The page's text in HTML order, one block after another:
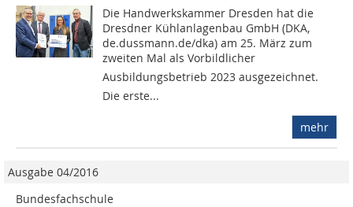
Die Handwerkskammer Dresden hat die
Dresdner Kühlanlagenbau GmbH (DKA,
de.dussmann.de/dka) am 25. März zum
zweiten Mal als Vorbildlicher
Ausbildungsbetrieb 2023 ausgezeichnet.
Die erste...
mehr
Ausgabe 04/2016
Bundesfachschule